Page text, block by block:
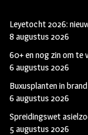
Leyetocht 2026:
8 augustus 2026
60+ en nog zin om te
6 augustus 2026
Buxusplanten in
6 augustus 2026
Spreidingswet
5 augustus 2026